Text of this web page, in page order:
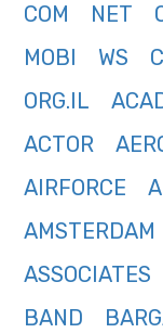
COM NET
MOBI
WS
ORG.IL
ACTOR
AIRFORCE
AMSTERDAM
ASSOCIATES
BAND